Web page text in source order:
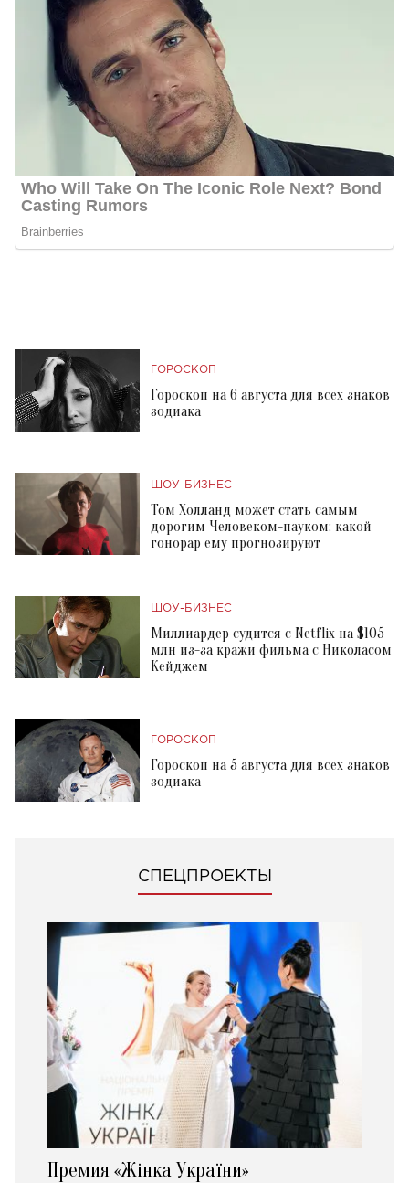
ГОРОСКОП
Гороскоп на 6 августа для всех знаков
зодиака
ШОУ-БИЗНЕС
Том Холланд может стать самым
дорогим Человеком-пауком: какой
гонорар ему прогнозируют
ШОУ-БИЗНЕС
Миллиардер судится с Netflix на $105
млн из-за кражи фильма с Николасом
Кейджем
ГОРОСКОП
Гороскоп на 5 августа для всех знаков
зодиака
СПЕЦПРОЕКТЫ
Премия «Жінка України»